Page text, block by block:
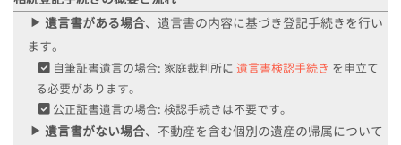
遺言書がある場合、遺言書の内容に基づき登記手続きを行い
ます。
自筆証書遺言の場合: 家庭裁判所に 遺言書検認手続き を申立て
る必要があります。
公正証書遺言の場合: 検認手続きは不要です。
遺言書がない場合、不動産を含む個別の遺産の帰属について